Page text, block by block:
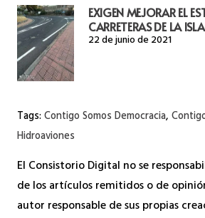
EXIGEN MEJORAR EL
CARRETERAS DE LA
22 de junio de 2021
Tags:Contigo Somos Democracia,
Hidroaviones
El Consistorio Digital no se
de los artículos remitidos o de
autor responsable de sus propias